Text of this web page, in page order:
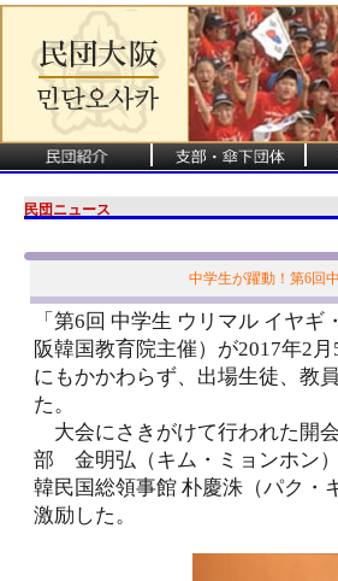
民団ニュース
中学生が躍動！第6回
「第6回 中学生 ウリマル イヤ
阪韓国教育院主催）が2017年2
にもかかわらず、出場生徒、教
た。
大会にさきがけて行われた開
部 金明弘（キム・ミョンホン
韓民国総領事館 朴慶洙（パク・
激励した。